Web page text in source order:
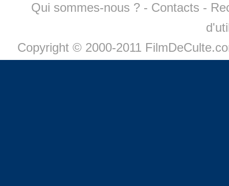
Qui sommes-nous ? - Contacts -
Copyright © 2000-2011